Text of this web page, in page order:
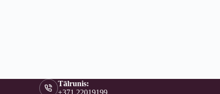
Tālrunis:
+371 22019199